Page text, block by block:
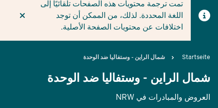
تمت ترجمة محتويات هذه الصفحات تلقائيًا إلى
اللغة المحددة. لذلك، من الممكن أن توجد
اختلافات عن محتويات الصفحة الأصلية.
Breadcrumb
Startseite شمال الراين - وستفاليا ضد الوحدة
شمال الراين - وستفاليا ضد الوحدة
العروض والمبادرات في NRW